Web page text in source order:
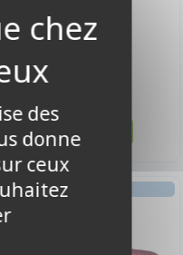
Disponible
AMBIANCE
des
donne
ceux